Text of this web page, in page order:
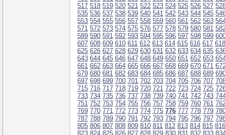
517 518 519 520 521 522 523 524 525 526 527
535 536 537 538 539 540 541 542 543 544 545
553 554 555 556 557 558 559 560 561 562 563
571 572 573 574 575 576 577 578 579 580 581
589 590 591 592 593 594 595 596 597 598 599
607 608 609 610 611 612 613 614 615 616 617 618
625 626 627 628 629 630 631 632 633 634 635
643 644 645 646 647 648 649 650 651 652 653
661 662 663 664 665 666 667 668 669 670 671
679 680 681 682 683 684 685 686 687 688 689
697 698 699 700 701 702 703 704 705 706 707
715 716 717 718 719 720 721 722 723 724 725
733 734 735 736 737 738 739 740 741 742 743
751 752 753 754 755 756 757 758 759 760 761
769 770 771 772 773 774 775 776 777 778 779
787 788 789 790 791 792 793 794 795 796 797
805 806 807 808 809 810 811 812 813 814 815 816
823 824 825 826 827 828 829 830 831 832 833